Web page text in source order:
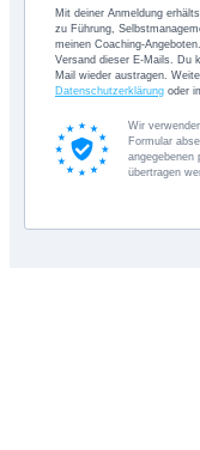
Mit deiner Anmeldung
zu Führung,
meinen Coaching-
Versand dieser E-Mails. Du
Mail wieder austragen.
Datenschutzerklärung oder
Wir
Formular
angegebenen
übertragen